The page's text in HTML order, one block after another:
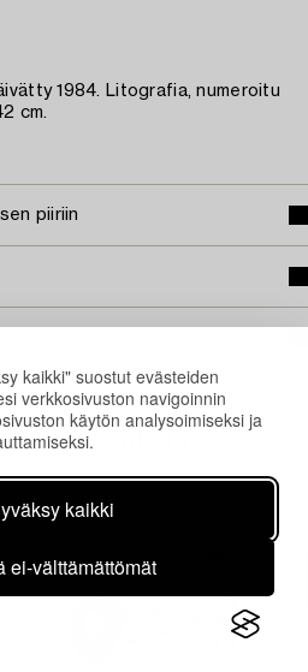
kaikki" suostut evästeiden
verkkosivuston navigoinnin
käytön analysoimiseksi ja
kaikki
ei-välttämättömät
1984. Litografia, numeroitu
cm.
piiriin
kohteita